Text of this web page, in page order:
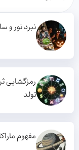
نبرد نور و
رمزگشایی
تولد
مفهوم